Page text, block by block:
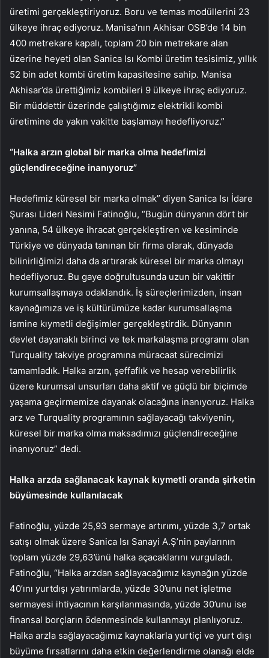
üretimi gerçekleştiriyoruz. Boru ve temas modüllerini 23
ülkeye ihraç ediyoruz. Manisa’nın Akhisar OSB’de 14 bin
400 metrekare kapalı, toplam 20 bin metrekare alan
üzerine heyeti olan Sanica Isı Kombi üretim tesisimiz, yıllık
52 bin adet kombi üretim kapasitesine sahip. Manisa
Akhisar’da ürettiğimiz kombileri 9 ülkeye ihraç ediyoruz.
Bir müddettir üzerinde çalıştığımız elektrikli kombi
üretimine de yakın vakitte başlamayı hedefliyoruz.”
“Halka arzın global bir marka olma hedefimizi
güçlendireceğine inanıyoruz”
Hedefimiz küresel bir marka olmak” diyen Sanica Isı İdare
Şurası Lideri Nesimi Fatinoğlu, “Bugün dünyanın dört bir
yanına, 54 ülkeye ihracat gerçekleştiren ve kesiminde
Türkiye ve dünyada tanınan bir firma olarak, dünyada
bilinirliğimizi daha da artırarak küresel bir marka olmayı
hedefliyoruz. Bu gaye doğrultusunda uzun bir vakittir
kurumsallaşmaya odaklandık. İş süreçlerimizden, insan
kaynağımıza ve iş kültürümüze kadar kurumsallaşma
ismine kıymetli değişimler gerçekleştirdik. Dünyanın
devlet dayanaklı birinci ve tek markalaşma programı olan
Turquality takviye programına müracaat sürecimizi
tamamladık. Halka arzın, şeffaflık ve hesap verebilirlik
üzere kurumsal unsurları daha aktif ve güçlü bir biçimde
yaşama geçirmemize dayanak olacağına inanıyoruz. Halka
arz ve Turquality programının sağlayacağı takviyenin,
küresel bir marka olma maksadımızı güçlendireceğine
inanıyoruz” dedi.
Halka arzda sağlanacak kaynak kıymetli oranda şirketin
büyümesinde kullanılacak
Fatinoğlu, yüzde 25,93 sermaye artırımı, yüzde 3,7 ortak
satışı olmak üzere Sanica Isı Sanayi A.Ş’nin paylarının
toplam yüzde 29,63’ünü halka açacaklarını vurguladı.
Fatinoğlu, “Halka arzdan sağlayacağımız kaynağın yüzde
40’ını yurtdışı yatırımlarda, yüzde 30’unu net işletme
sermayesi ihtiyacının karşılanmasında, yüzde 30’unu ise
finansal borçların ödenmesinde kullanmayı planlıyoruz.
Halka arzla sağlayacağımız kaynaklarla yurtiçi ve yurt dışı
büyüme fırsatlarını daha etkin değerlendirme olanağı elde